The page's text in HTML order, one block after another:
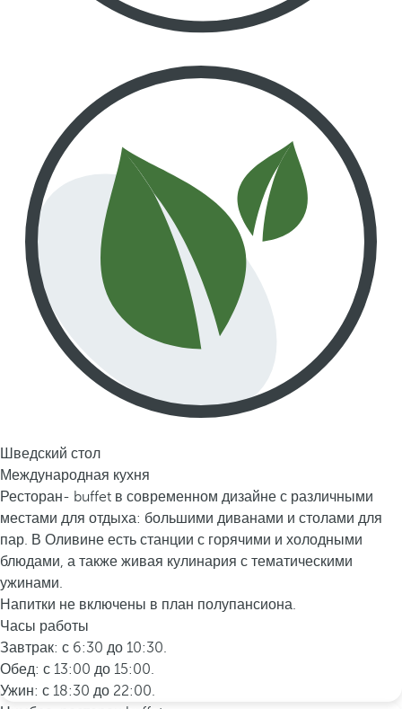
Шведский стол
Международная кухня
Ресторан- buffet в современном дизайне с различными
местами для отдыха: большими диванами и столами для
пар. В Оливине есть станции с горячими и холодными
блюдами, а также живая кулинария с тематическими
ужинами.
Напитки не включены в план полупансиона.
Часы работы
Завтрак: с 6:30 до 10:30.
Обед: с 13:00 до 15:00.
Ужин: с 18:30 до 22:00.